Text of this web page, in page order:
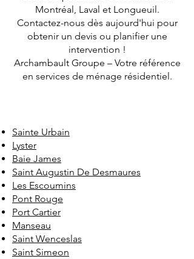
Montréal, Laval et Longueuil.
Contactez-nous dès aujourd'hui pour
obtenir un devis ou planifier une
intervention !
Archambault Groupe – Votre référence
en services de ménage résidentiel.
Sainte Urbain
Lyster
Baie James
Saint Augustin De Desmaures
Les Escoumins
Pont Rouge
Port Cartier
Manseau
Saint Wenceslas
Saint Simeon